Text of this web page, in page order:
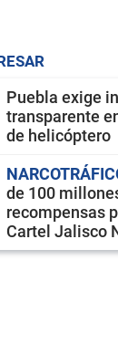
Puebla exige
transparente
de helicóptero
de 100
recompensas
Cartel Jalisco